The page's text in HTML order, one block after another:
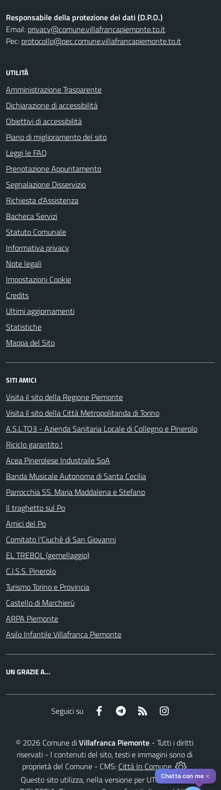
Responsabile della protezione dei dati (D.P.O.)
Email: privacy@comune.villafrancapiemonte.to.it
Pec: protocollo@pec.comune.villafrancapiemonte.to.it
UTILITÀ
Amministrazione Trasparente
Dichiarazione di accessibilità
Obiettivi di accessibilità
Piano di miglioramento del sito
Leggi le FAQ
Prenotazione Appuntamento
Segnalazione Disservizio
Richiesta d'Assistenza
Bacheca Servizi
Statuto Comunale
Informativa privacy
Note legali
Impostazioni Cookie
Credits
Ultimi aggiornamenti
Statistiche
Mappa del Sito
SITI AMICI
Visita il sito della Regione Piemonte
Visita il sito della Città Metropolitanda di Torino
A.S.L.TO3 - Azienda Sanitaria Locale di Collegno e Pinerolo
Riciclo garantito !
Acea Pinerolese Industraile SpA
Banda Musicale Autonoma di Santa Cecilia
Parrocchia SS. Maria Maddalena e Stefano
Il traghetto sul Po
Amici del Po
Comitato l'Ciuchè di San Giovanni
EL TREBOL (gemellaggio)
C.I.S.S. Pinerolo
Turismo Torino e Provincia
Castello di Marchierù
ARPA Piemonte
Asilo Infantile Villafranca Piemonte
UN GRAZIE A...
Seguici su Facebook Telegram RSS
© 2026 Comune diVillafranca Piemonte - Tutti i diritti
riservati - I contenuti del sito, testi e immagini sono di
proprietà del Comune - CMS: Città In Comune
Questo sito utilizza, nella versione per UTENTI CON
Chatta con me ✕